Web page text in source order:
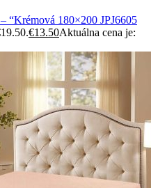
“Krémová 180×200 JPJ6605
€13.50Aktuálna cena je: